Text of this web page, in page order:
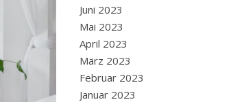
Juni 2023
Mai 2023
April 2023
März 2023
Februar 2023
Januar 2023